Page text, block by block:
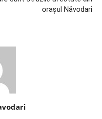
orașul Năvodari